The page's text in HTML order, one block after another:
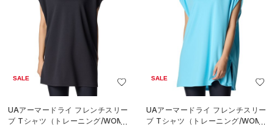
SALE
UAアーマードライ フレンチスリー
ブ Tシャツ（トレーニング/WOME
SALE
UAアーマードライ フレンチスリー
ブ Tシャツ（トレーニング/WOME